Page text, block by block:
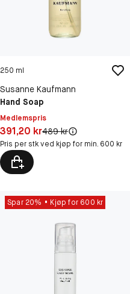
250 ml
Susanne Kaufmann
Hand Soap
Medlemspris
Pris: 391,20 kr
391,20 krOriginal pris:
489 kr
Pris per stk ved kjøp for min. 600 kr
Spar 20% Kjøp for 600 kr